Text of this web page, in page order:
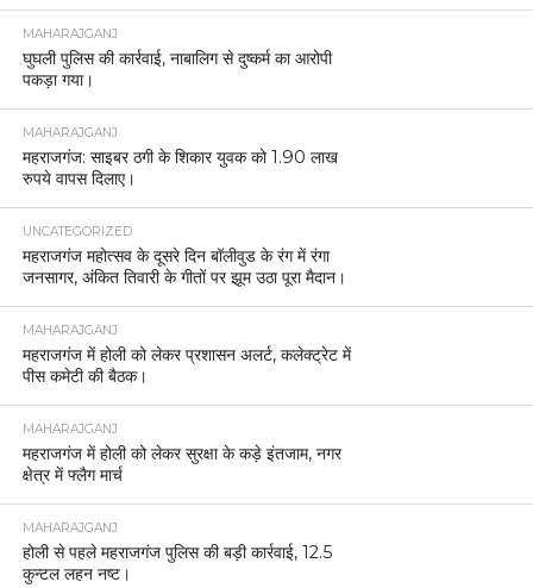
MAHARAJGANJ
घुघली पुलिस की कार्रवाई, नाबालिग से दुष्कर्म का आरोपी
पकड़ा गया।
MAHARAJGANJ
महराजगंज: साइबर ठगी के शिकार युवक को 1.90 लाख
रुपये वापस दिलाए।
UNCATEGORIZED
महराजगंज महोत्सव के दूसरे दिन बॉलीवुड के रंग में रंगा
जनसागर, अंकित तिवारी के गीतों पर झूम उठा पूरा मैदान।
MAHARAJGANJ
महराजगंज में होली को लेकर प्रशासन अलर्ट, कलेक्ट्रेट में
पीस कमेटी की बैठक।
MAHARAJGANJ
महराजगंज में होली को लेकर सुरक्षा के कड़े इंतजाम, नगर
क्षेत्र में फ्लैग मार्च
MAHARAJGANJ
होली से पहले महराजगंज पुलिस की बड़ी कार्रवाई, 12.5
कुन्टल लहन नष्ट।